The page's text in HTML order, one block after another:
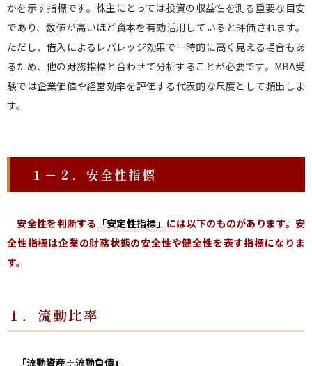
かを示す指標です。株主にとっては投資の収益性を測る重要な目安
であり、数値が高いほど資本を有効活用していると評価されます。
ただし、借入によるレバレッジ効果で一時的に高く見える場合もあ
るため、他の財務指標と合わせて分析することが必要です。MBA受
験では企業価値や経営効率を評価する代表的な尺度として頻出しま
す。
１－２．安全性指標
安全性を判断する「安定性指標」には以下のものがあります。 安
全性指標は企業の財務状態の安全性や健全性を表す指標になりま
す。
１．流動比率
「流動資産÷流動負債」